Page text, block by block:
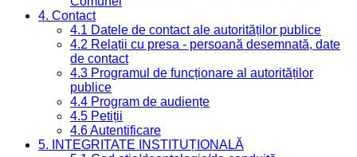
4. Contact
4.1 Datele de contact ale autorităților publice
4.2 Relații cu presa - persoană desemnată, date
de contact
4.3 Programul de funcționare al autorităților
publice
4.4 Program de audiențe
4.5 Petiții
4.6 Autentificare
5. INTEGRITATE INSTITUȚIONALĂ